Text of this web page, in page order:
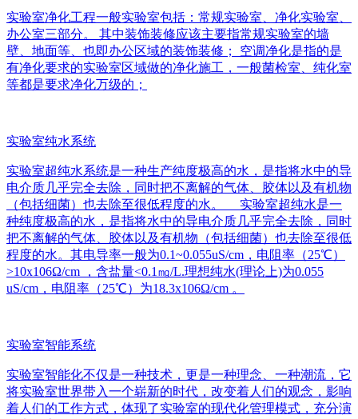
实验室净化工程一般实验室包括：常规实验室、净化实验室、
办公室三部分。 其中装饰装修应该主要指常规实验室的墙
壁、地面等、也即办公区域的装饰装修； 空调净化是指的是
有净化要求的实验室区域做的净化施工，一般菌检室、纯化室
等都是要求净化万级的；
实验室纯水系统
实验室超纯水系统是一种生产纯度极高的水，是指将水中的导
电介质几乎完全去除，同时把不离解的气体、胶体以及有机物
（包括细菌）也去除至很低程度的水。 实验室超纯水是一
种纯度极高的水，是指将水中的导电介质几乎完全去除，同时
把不离解的气体、胶体以及有机物（包括细菌）也去除至很低
程度的水。其电导率一般为0.1~0.055uS/cm，电阻率（25℃）
>10x106Ω/cm ，含盐量<0.1㎎/L.理想纯水(理论上)为0.055
uS/cm，电阻率（25℃）为18.3x106Ω/cm 。
实验室智能系统
实验室智能化不仅是一种技术，更是一种理念、一种潮流，它
将实验室世界带入一个崭新的时代，改变着人们的观念，影响
着人们的工作方式，体现了实验室的现代化管理模式，充分演